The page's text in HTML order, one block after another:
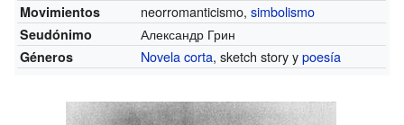
Movimientos neorromanticismo,simbolismo
Seudónimo Александр Грин
Géneros Novela corta, sketch story ypoesía